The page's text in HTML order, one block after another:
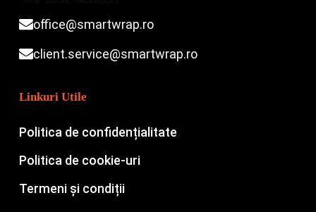
office@smartwrap.ro
client.service@smartwrap.ro
Linkuri Utile
Politica de confidențialitate
Politica de cookie-uri
Termeni și condiții